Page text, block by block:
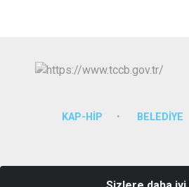
KAP-HİP BELEDİYE